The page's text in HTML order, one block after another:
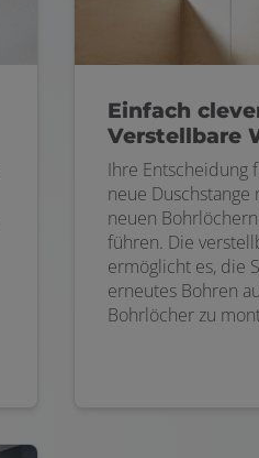
Einfach
Verstellbare
Ihre Entscheidung
neue Duschstange
neuen
führen. Die
ermöglicht es, die
erneutes Bohren
Bohrlöcher zu